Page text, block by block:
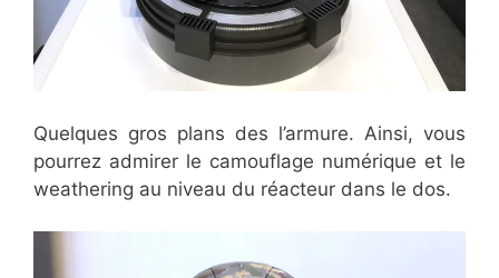
Quelques gros plans des l’armure. Ainsi, vous
pourrez admirer le camouflage numérique et le
weathering au niveau du réacteur dans le dos.